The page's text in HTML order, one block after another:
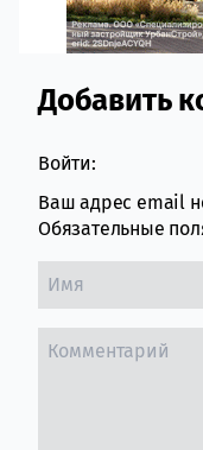
Добавить
Войти:
Ваш адрес email
Обязательные